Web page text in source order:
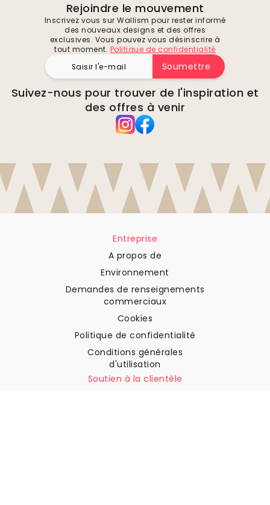
Rejoindre le mouvement
Inscrivez vous sur Wallism pour rester informé
des nouveaux designs et des offres
exclusives. Vous pouvez vous désinscrire à
tout moment. Politique de confidentialité
Soumettre
Suivez-nous pour trouver de l'inspiration et
des offres à venir
Entreprise
A propos de
Environnement
Demandes de renseignements
commerciaux
Cookies
Politique de confidentialité
Conditions générales
d'utilisation
Soutien à la clientèle